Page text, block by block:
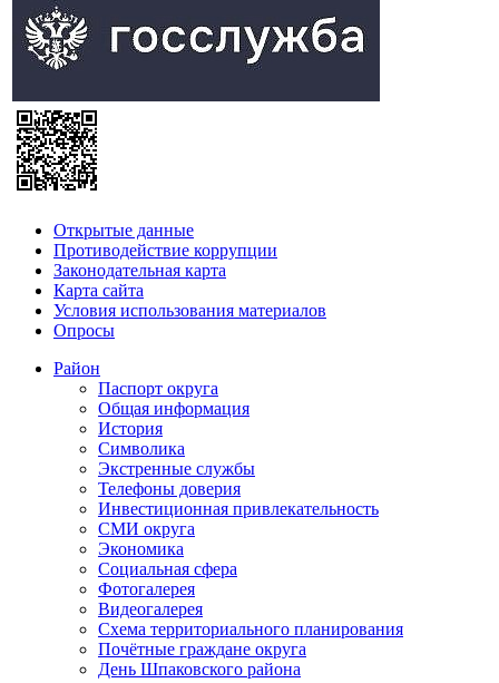
Открытые данные
Противодействие коррупции
Законодательная карта
Карта сайта
Условия использования материалов
Опросы
Район
Паспорт округа
Общая информация
История
Символика
Экстренные службы
Телефоны доверия
Инвестиционная привлекательность
СМИ округа
Экономика
Социальная сфера
Фотогалерея
Видеогалерея
Схема территориального планирования
Почётные граждане округа
День Шпаковского района